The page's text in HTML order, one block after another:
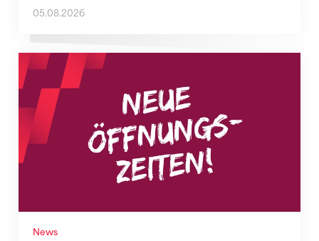
05.08.2026
News
Neue Empfangszeiten ab 1. August 2026